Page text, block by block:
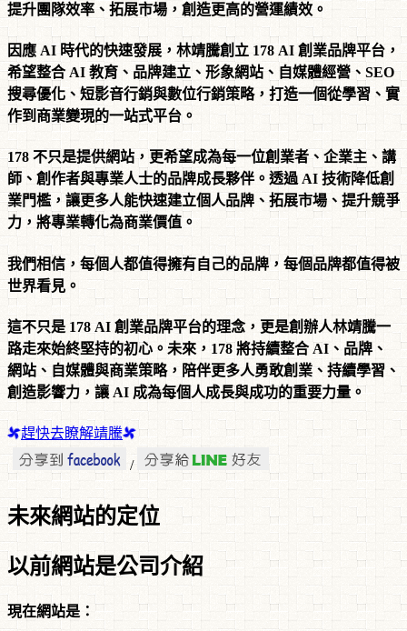
提升團隊效率、拓展市場，創造更高的營運績效。
因應 AI 時代的快速發展，林靖騰創立 178 AI 創業品牌平台，
希望整合 AI 教育、品牌建立、形象網站、自媒體經營、SEO
搜尋優化、短影音行銷與數位行銷策略，打造一個從學習、實
作到商業變現的一站式平台。
178 不只是提供網站，更希望成為每一位創業者、企業主、講
師、創作者與專業人士的品牌成長夥伴。透過 AI 技術降低創
業門檻，讓更多人能快速建立個人品牌、拓展市場、提升競爭
力，將專業轉化為商業價值。
我們相信，每個人都值得擁有自己的品牌，每個品牌都值得被
世界看見。
這不只是 178 AI 創業品牌平台的理念，更是創辦人林靖騰一
路走來始終堅持的初心。未來，178 將持續整合 AI、品牌、
網站、自媒體與商業策略，陪伴更多人勇敢創業、持續學習、
創造影響力，讓 AI 成為每個人成長與成功的重要力量。
趕快去瞭解靖騰
/
未來網站的定位
以前網站是公司介紹
現在網站是：